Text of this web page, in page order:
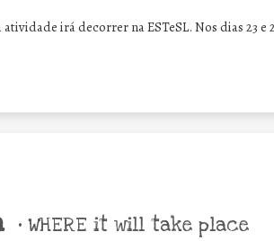
atividade irá decorrer na ESTeSL. Nos dias 23
• WHERE it will take place